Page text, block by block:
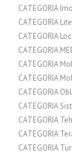
CATEGORIA
CATEGORIA
CATEGORIA
CATEGORIA
CATEGORIA
CATEGORIA
CATEGORIA
CATEGORIA
CATEGORIA
CATEGORIA
CATEGORIA